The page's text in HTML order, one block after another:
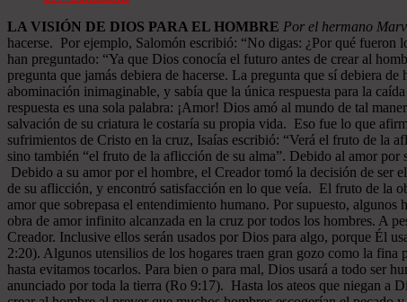
LA VISIÓN DE DIOS PARA EL HOMBRE Por el hermano
hacerse. Por ejemplo, Salomón escribió: “No digas: ¿Por qué fueron
han preguntado: “Ya que Dios conocía el futuro antes de crear al
pregunta que jamás debiera de hacerse. La pregunta que sí debiera
abominación inimaginable, y sabía que la única respuesta para la
respuesta es una sola palabra: ¡Amor! Dios amó al mundo de tal
salvación de su criatura le costaría su propia vida. Eso fue lo que
sufrimientos de Cristo en la cruz, Isaías escribió: “Verá el fruto de la
sino también “el fruto de la aflicción de su alma”. Debido al amor
Debido a su amor por el hombre, el Creador tomó la decisión de
de su aflicción, y encontró satisfacción en lo que veía. El fruto de la
amor que sobrepasa el entendimiento humano. Por supuesto,
obra de amor infinito alcanzada en la cruz por todos los hombres. A
Creador. Inclusive ellos serán usados por Dios para algo, porque Él
2:20). Algunos utensilios de los hogares traen gran gozo como la
hasta evitamos tocarlos. Para bien o para mal, Dios usará a todo ser
anunciado por toda la tierra (Ro 9:17). Hasta los ateos que niegan a